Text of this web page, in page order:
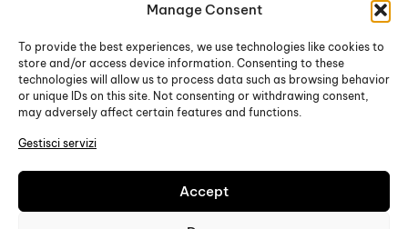
Manage Consent
To provide the best experiences, we use technologies like cookies to
store and/or access device information. Consenting to these
technologies will allow us to process data such as browsing behavior
or unique IDs on this site. Not consenting or withdrawing consent,
may adversely affect certain features and functions.
Gestisci servizi
Accept
Padova
Padova